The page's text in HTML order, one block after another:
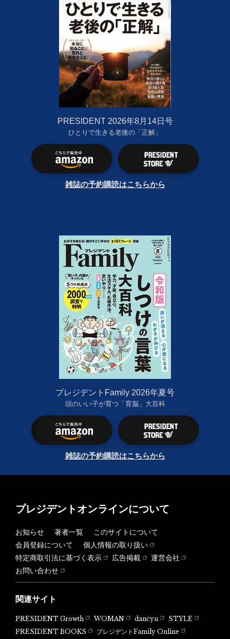
PRESIDENT 2026年8月14日号
ひとりで生きる老後の「正解」
雑誌の予約購読はこちらから
プレジデントFamily 2026年夏号
頭のいい子が育つ「育脳」大百科
雑誌の予約購読はこちらから
プレジデントオンラインについて
お知らせ 著者一覧
このサイトについて
会員登録について
個人情報の取り扱い
特定商取引法に基づく表示
広告掲載
運営会社
お問い合わせ
関連サイト
PRESIDENT Growth WOMAN dancyu
STYLE
PRESIDENT BOOKS
プレジデントFamily Online